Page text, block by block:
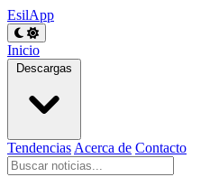
EsilApp
Inicio
Descargas
Tendencias Acerca de Contacto